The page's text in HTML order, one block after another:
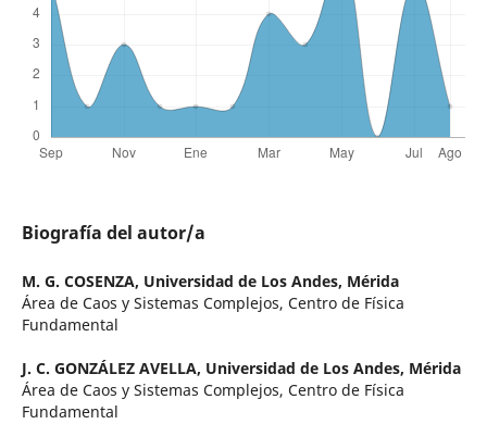
Biografía del autor/a
M. G. COSENZA, Universidad de Los Andes, Mérida
Área de Caos y Sistemas Complejos, Centro de Física
Fundamental
J. C. GONZÁLEZ AVELLA, Universidad de Los Andes, Mérida
Área de Caos y Sistemas Complejos, Centro de Física
Fundamental